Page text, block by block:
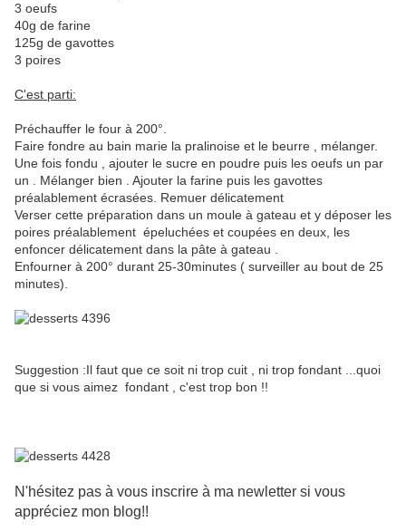
3 oeufs
40g de farine
125g de gavottes
3 poires
C'est parti:
Préchauffer le four à 200°.
Faire fondre au bain marie la pralinoise et le beurre , mélanger.
Une fois fondu , ajouter le sucre en poudre puis les oeufs un par
un . Mélanger bien . Ajouter la farine puis les gavottes
préalablement écrasées. Remuer délicatement
Verser cette préparation dans un moule à gateau et y déposer les
poires préalablement épeluchées et coupées en deux, les
enfoncer délicatement dans la pâte à gateau .
Enfourner à 200° durant 25-30minutes ( surveiller au bout de 25
minutes).
Suggestion :Il faut que ce soit ni trop cuit , ni trop fondant ...quoi
que si vous aimez fondant , c'est trop bon !!
N'hésitez pas à vous inscrire à ma newletter si vous
appréciez mon blog!!